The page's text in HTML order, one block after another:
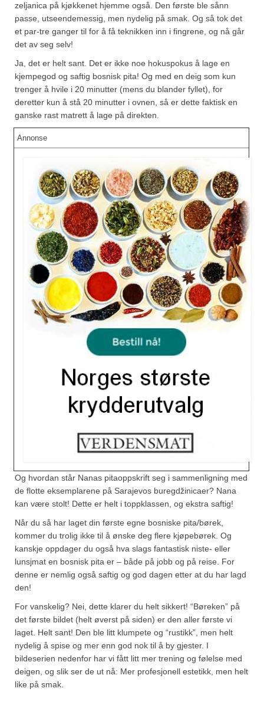
zeljanica på kjøkkenet hjemme også. Den første ble sånn
passe, utseendemessig, men nydelig på smak. Og så tok det
et par-tre ganger til for å få teknikken inn i fingrene, og nå går
det av seg selv!
Ja, det er helt sant. Det er ikke noe hokuspokus å lage en
kjempegod og saftig bosnisk pita! Og med en deig som kun
trenger å hvile i 20 minutter (mens du blander fyllet), for
deretter kun å stå 20 minutter i ovnen, så er dette faktisk en
ganske rast matrett å lage på direkten.
Annonse
Og hvordan står Nanas pitaoppskrift seg i sammenligning med
de flotte eksemplarene på Sarajevos buregdžinicaer? Nana
kan være stolt! Dette er helt i toppklassen, og ekstra saftig!
Når du så har laget din første egne bosniske pita/børek,
kommer du trolig ikke til å ønske deg flere kjøpebørek. Og
kanskje oppdager du også hva slags fantastisk niste- eller
lunsjmat en bosnisk pita er – både på jobb og på reise. For
denne er nemlig også saftig og god dagen etter at du har lagd
den!
For vanskelig? Nei, dette klarer du helt sikkert! “Børeken” på
det første bildet (helt øverst på siden) er den aller første vi
laget. Helt sant! Den ble litt klumpete og “rustikk”, men helt
nydelig å spise og mer enn god nok til å by gjester. I
bildeserien nedenfor har vi fått litt mer trening og følelse med
deigen, og slik ser de ut nå: Mer profesjonell estetikk, men helt
like på smak.